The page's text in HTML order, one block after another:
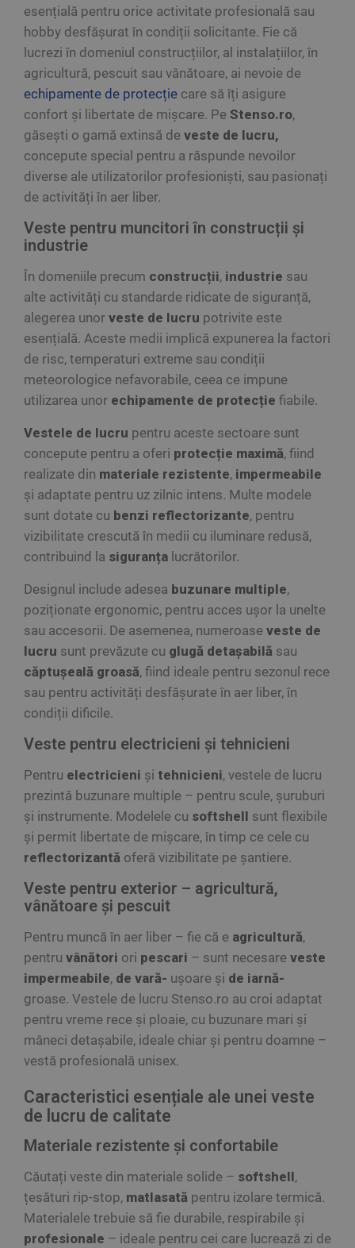
esențială pentru orice activitate profesională sau
hobby desfășurat în condiții solicitante. Fie că
lucrezi în domeniul construcțiilor, al instalațiilor, în
agricultură, pescuit sau vânătoare, ai nevoie de
echipamente de protecție care să îți asigure
confort și libertate de mișcare. Pe Stenso.ro,
găsești o gamă extinsă de veste de lucru,
concepute special pentru a răspunde nevoilor
diverse ale utilizatorilor profesioniști, sau pasionați
de activități în aer liber.
Veste pentru muncitori în construcții și
industrie
În domeniile precum construcții, industrie sau
alte activități cu standarde ridicate de siguranță,
alegerea unor veste de lucru potrivite este
esențială. Aceste medii implică expunerea la factori
de risc, temperaturi extreme sau condiții
meteorologice nefavorabile, ceea ce impune
utilizarea unor echipamente de protecție fiabile.
Vestele de lucru pentru aceste sectoare sunt
concepute pentru a oferi protecție maximă, fiind
realizate din materiale rezistente, impermeabile
și adaptate pentru uz zilnic intens. Multe modele
sunt dotate cu benzi reflectorizante, pentru
vizibilitate crescută în medii cu iluminare redusă,
contribuind la siguranța lucrătorilor.
Designul include adesea buzunare multiple,
poziționate ergonomic, pentru acces ușor la unelte
sau accesorii. De asemenea, numeroase veste de
lucru sunt prevăzute cu glugă detașabilă sau
căptușeală groasă, fiind ideale pentru sezonul rece
sau pentru activități desfășurate în aer liber, în
condiții dificile.
Veste pentru electricieni și tehnicieni
Pentru electricieni și tehnicieni, vestele de lucru
prezintă buzunare multiple – pentru scule, șuruburi
și instrumente. Modelele cu softshell sunt flexibile
și permit libertate de mișcare, în timp ce cele cu
reflectorizantă oferă vizibilitate pe șantiere.
Veste pentru exterior – agricultură,
vânătoare și pescuit
Pentru muncă în aer liber – fie că e agricultură,
pentru vânători ori pescari – sunt necesare veste
impermeabile, de vară- ușoare și de iarnă-
groase. Vestele de lucru Stenso.ro au croi adaptat
pentru vreme rece și ploaie, cu buzunare mari și
mâneci detașabile, ideale chiar și pentru doamne –
vestă profesională unisex.
Caracteristici esențiale ale unei veste
de lucru de calitate
Materiale rezistente și confortabile
Căutați veste din materiale solide – softshell,
țesături rip‑stop, matlasată pentru izolare termică.
Materialele trebuie să fie durabile, respirabile și
profesionale – ideale pentru cei care lucrează zi de